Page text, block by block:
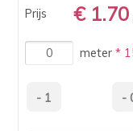
Prijs € 1.70
meter*